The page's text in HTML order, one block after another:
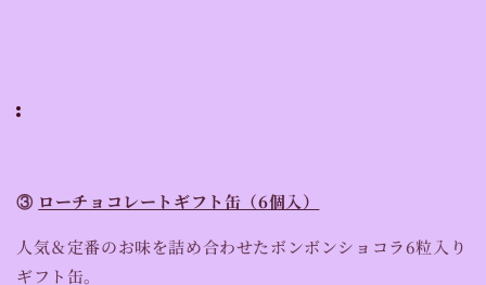
③ ローチョコレートギフト缶（6個入）
人気＆定番のお味を詰め合わせたボンボンショコラ6粒入り
ギフト缶。